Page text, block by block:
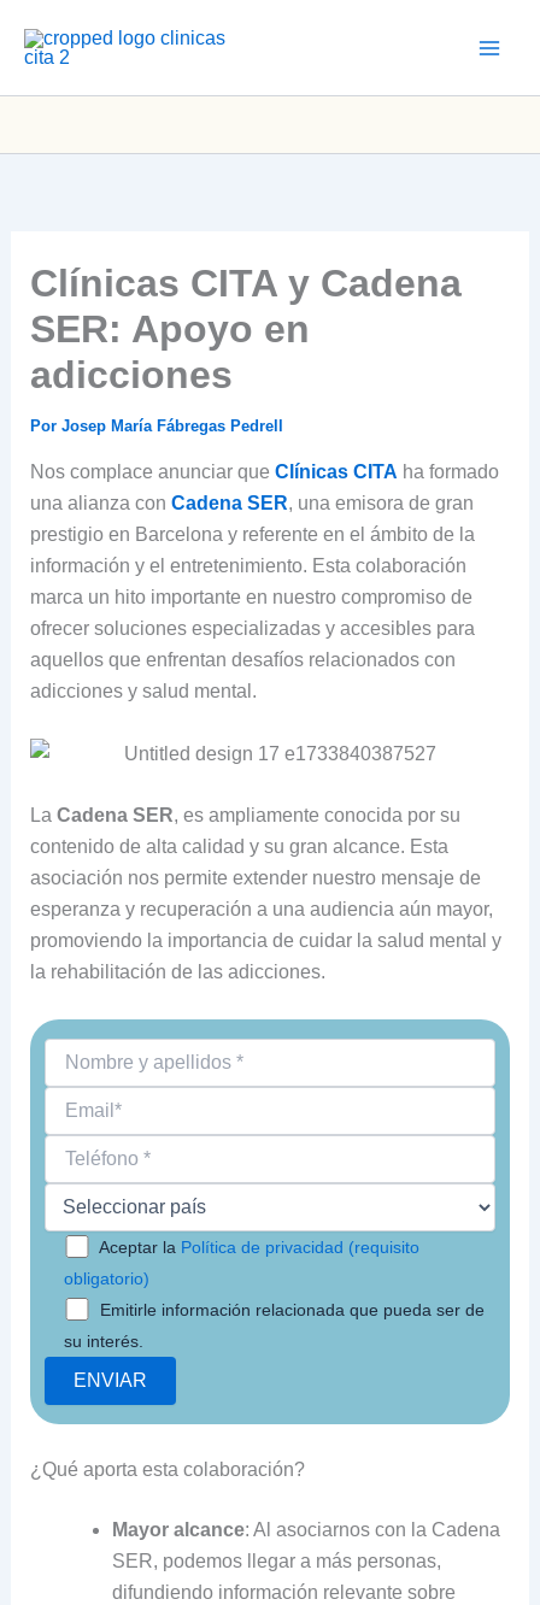
Clínicas CITA y Cadena
SER: Apoyo en
adicciones
Por Josep María Fábregas Pedrell
Nos complace anunciar que Clínicas CITA ha formado
una alianza con Cadena SER, una emisora de gran
prestigio en Barcelona y referente en el ámbito de la
información y el entretenimiento. Esta colaboración
marca un hito importante en nuestro compromiso de
ofrecer soluciones especializadas y accesibles para
aquellos que enfrentan desafíos relacionados con
adicciones y salud mental.
La Cadena SER, es ampliamente conocida por su
contenido de alta calidad y su gran alcance. Esta
asociación nos permite extender nuestro mensaje de
esperanza y recuperación a una audiencia aún mayor,
promoviendo la importancia de cuidar la salud mental y
la rehabilitación de las adicciones.
Aceptar la Política de privacidad (requisito
obligatorio)
Emitirle información relacionada que pueda ser de
su interés.
¿Qué aporta esta colaboración?
Mayor alcance: Al asociarnos con la Cadena
SER, podemos llegar a más personas,
difundiendo información relevante sobre